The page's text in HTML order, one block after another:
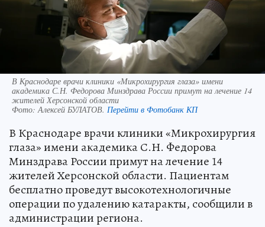
В Краснодаре врачи клиники «Микрохирургия глаза» имени
академика С.Н. Федорова Минздрава России примут на лечение 14
жителей Херсонской области
Фото:Алексей БУЛАТОВ. Перейти в Фотобанк КП
В Краснодаре врачи клиники «Микрохирургия
глаза» имени академика С.Н. Федорова
Минздрава России примут на лечение 14
жителей Херсонской области. Пациентам
бесплатно проведут высокотехнологичные
операции по удалению катаракты, сообщили в
администрации региона.